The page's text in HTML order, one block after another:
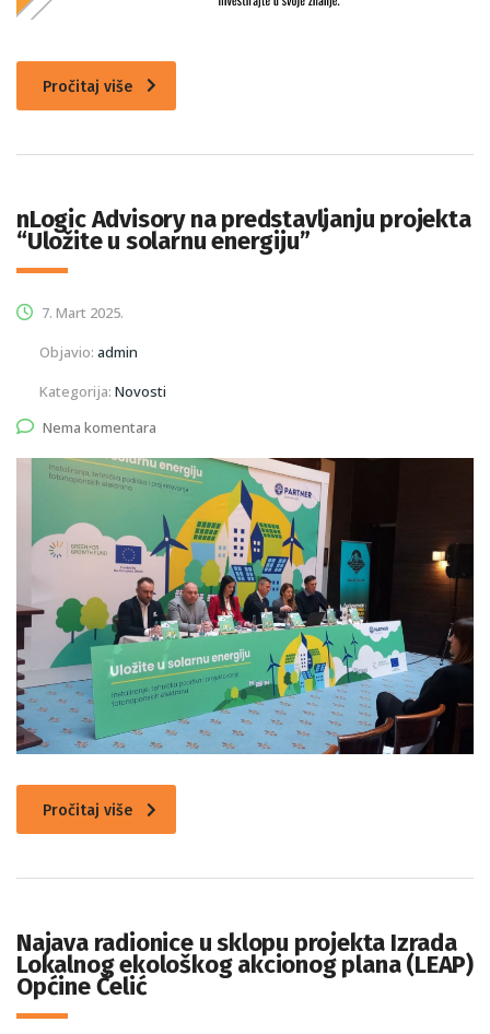
Pročitaj više
nLogic Advisory na predstavljanju projekta
“Uložite u solarnu energiju”
7. Mart 2025.
Objavio: admin
Kategorija: Novosti
Nema komentara
Pročitaj više
Najava radionice u sklopu projekta Izrada
Lokalnog ekološkog akcionog plana (LEAP)
Općine Čelić